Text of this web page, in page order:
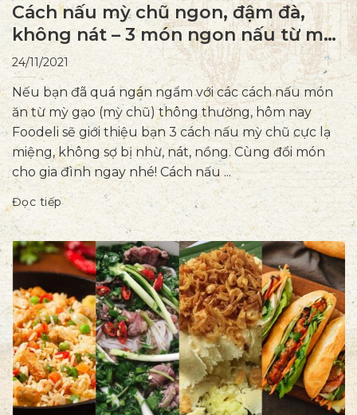
Cách nấu mỳ chũ ngon, đậm đà,
không nát – 3 món ngon nấu từ mỳ
chũ
24/11/2021
Nếu bạn đã quá ngán ngẩm với các cách nấu món
ăn từ mỳ gạo (mỳ chũ) thông thường, hôm nay
Foodeli sẽ giới thiệu bạn 3 cách nấu mỳ chũ cực lạ
miệng, không sợ bị nhừ, nát, nồng. Cùng đổi món
cho gia đình ngay nhé! Cách nấu ...
Đọc tiếp